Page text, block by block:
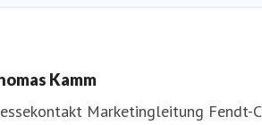
Kamm
Marketingleitung Fendt-